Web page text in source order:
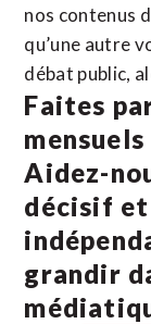
nos contenus
qu’une autre
débat public,
Faites
Aidez-
décisif
grandir